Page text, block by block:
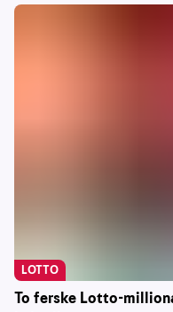
To ferske Lotto-
LOTTO